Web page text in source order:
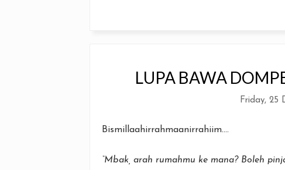
LUPA BAWA
Friday, 25
Bismillaahirrahmaanirrahiim....
“Mbak, arah rumahmu ke mana? Boleh